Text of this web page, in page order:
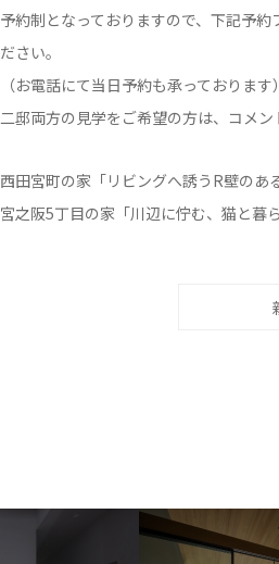
予約制となっておりますので、下記予
ださい。
（お電話にて当日予約も承っております）
二邸両方の見学をご希望の方は、コメ
西田宮町の家「リビングへ誘うR壁の
宮之阪5丁目の家「川辺に佇む、猫と暮